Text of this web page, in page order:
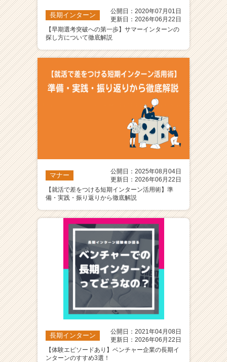
イ
ト
チ
キ
リ
ア
e
長期インターン
公開日：2020年07月01日
更新日：2026年06月22日
【早期選考突破への第一歩】サマーインターンの
探し方について徹底解説
マナー
公開日：2025年08月04日
更新日：2026年06月22日
【就活で差をつける短期インターン活用術】準
備・実践・振り返りから徹底解説
長期インターン
公開日：2021年04月08日
更新日：2026年06月22日
【体験エピソードあり】ベンチャー企業の長期イ
ンターンのすすめ3選！